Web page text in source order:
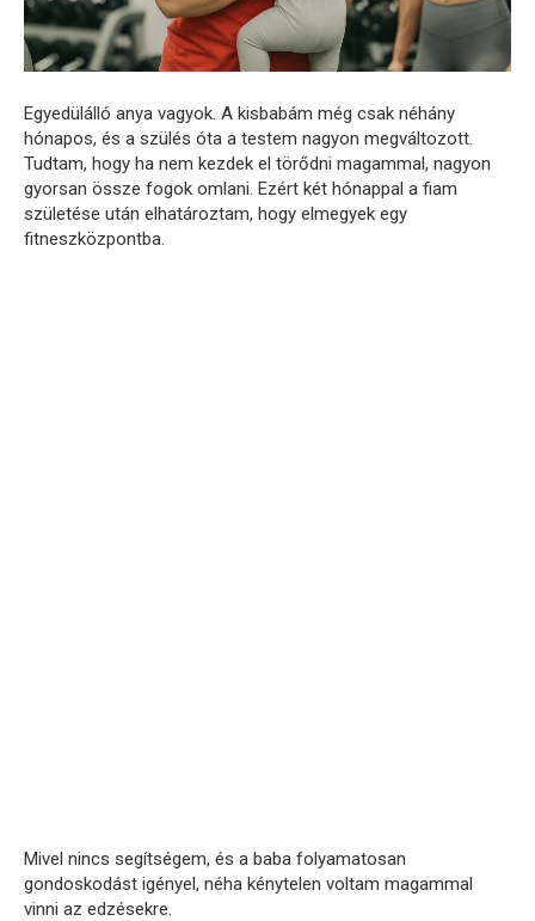
Egyedülálló anya vagyok. A kisbabám még csak néhány
hónapos, és a szülés óta a testem nagyon megváltozott.
Tudtam, hogy ha nem kezdek el törődni magammal, nagyon
gyorsan össze fogok omlani. Ezért két hónappal a fiam
születése után elhatároztam, hogy elmegyek egy
fitneszközpontba.
Mivel nincs segítségem, és a baba folyamatosan
gondoskodást igényel, néha kénytelen voltam magammal
vinni az edzésekre.